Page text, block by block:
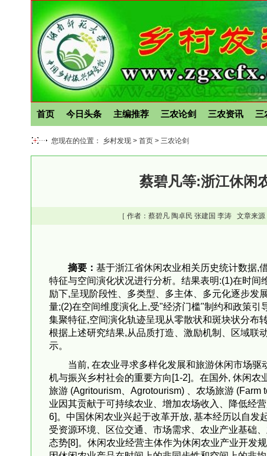
首页 今日头条 主编推荐 三农论剑 三农资讯 三
您现在的位置： 乡村发现 > 首页 > 三农论剑
蔡碧凡等:浙江休闲
［ 作者： 蔡碧凡 陶卓民 张建国 李涛文章来源
摘要： 基于浙江省休闲农业相关历史统计数据,
特征与空间演化状况进行分析。结果表明:(1)在时
励下,呈现阶段性、多类型、多主体、多元化逐步发
量;(2)在空间维度演化上,受"经济门槛"制约和政策
集聚特征,空间演化轨迹呈现从零散状和斑块状分布
根据上述研究结果,从品质打造、激励机制、区域联
示。
当前, 在农业寻求多样化发展和旅游休闲市场
机与振兴乡村社会的重要方向[1-2]。在国外, 休闲
旅游 (Agritourism、Agrotourism) 、农场旅游
业因其贡献于可持续农业、增加农场收入、降低经
6]。中国休闲农业兴起于改革开放, 基本经历以自发
受资源环境、区位交通、市场需求、农业产业基础
态势[8]。休闲农业经营主体作为休闲农业产业开发